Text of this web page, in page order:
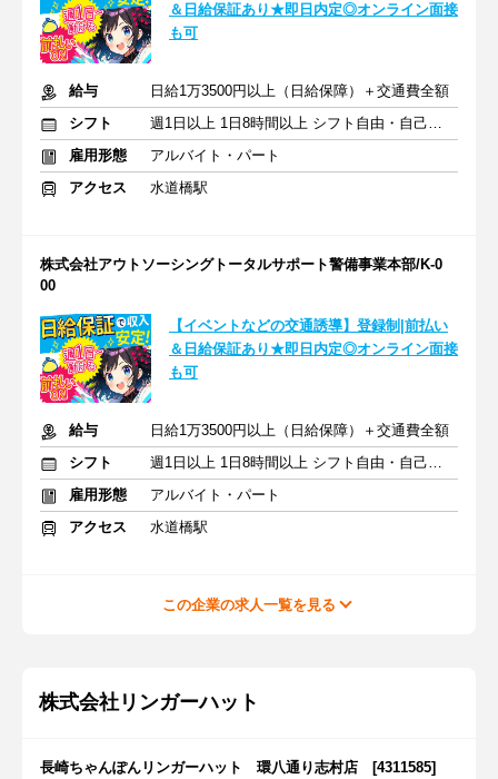
＆日給保証あり★即日内定◎オンライン面接
も可
給与
日給1万3500円以上（日給保障）＋交通費全額
シフト
週1日以上 1日8時間以上 シフト自由・自己申告
雇用形態
アルバイト・パート
アクセス
水道橋駅
株式会社アウトソーシングトータルサポート警備事業本部/K-0
00
【イベントなどの交通誘導】登録制|前払い
＆日給保証あり★即日内定◎オンライン面接
も可
給与
日給1万3500円以上（日給保障）＋交通費全額
シフト
週1日以上 1日8時間以上 シフト自由・自己申告
雇用形態
アルバイト・パート
アクセス
水道橋駅
この企業の求人一覧を見る
株式会社リンガーハット
長崎ちゃんぽんリンガーハット 環八通り志村店 [4311585]